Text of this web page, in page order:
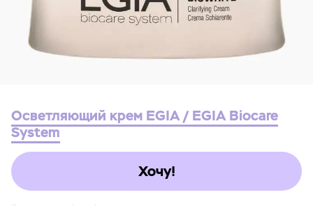
Осветляющий крем EGIA / EGIA Biocare
System
Хочу!